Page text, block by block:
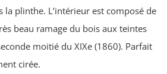
plinthe. L’intérieur est composé de
beau ramage du bois aux teintes
moitié du XIXe (1860). Parfait
cirée.